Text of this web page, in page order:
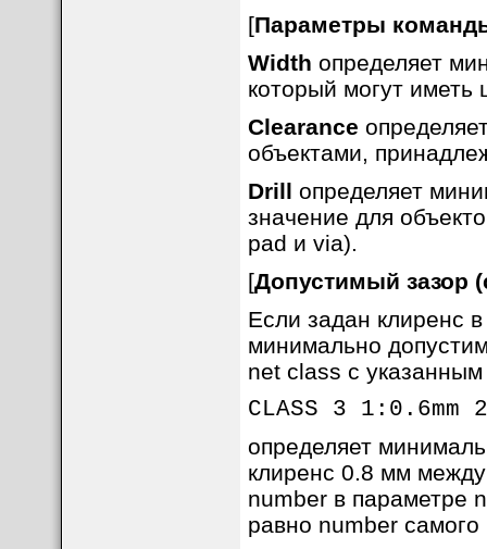
[Параметры
Width определяет
который могут
Clearance
объектами,
Drill определяет
значение для
pad и via).
[Допустимый зазор
Если задан клиренс
минимально
net class с
CLASS 3 1:0.6mm
определяет
клиренс 0.8 мм
number в параметре
равно number